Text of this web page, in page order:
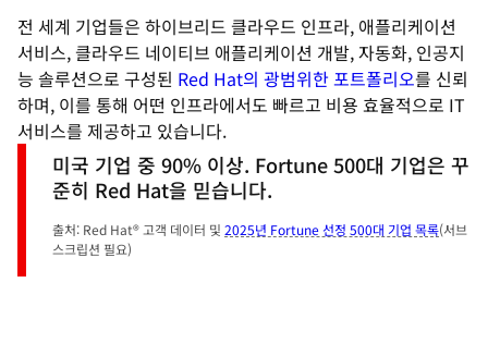
전 세계 기업들은 하이브리드 클라우드 인프라, 애플리케이션
서비스, 클라우드 네이티브 애플리케이션 개발, 자동화, 인공지
능 솔루션으로 구성된 Red Hat의 광범위한 포트폴리오를 신뢰
하며, 이를 통해 어떤 인프라에서도 빠르고 비용 효율적으로 IT
서비스를 제공하고 있습니다.
미국 기업 중 90% 이상. Fortune 500대 기업은 꾸
준히 Red Hat을 믿습니다.
출처: Red Hat® 고객 데이터 및 2025년 Fortune 선정 500대 기업 목록(서브
스크립션 필요)